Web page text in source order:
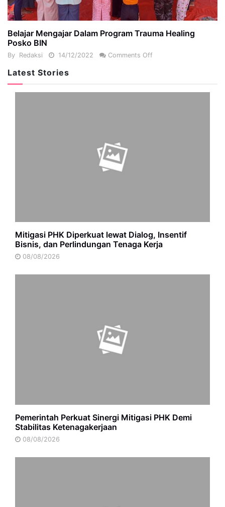
Belajar Mengajar Dalam Program Trauma Healing
Posko BIN
By Redaksi 14/12/2022 Comments Off
Latest Stories
Mitigasi PHK Diperkuat lewat Dialog, Insentif
Bisnis, dan Perlindungan Tenaga Kerja
08/08/2026
Pemerintah Perkuat Sinergi Mitigasi PHK Demi
Stabilitas Ketenagakerjaan
08/08/2026